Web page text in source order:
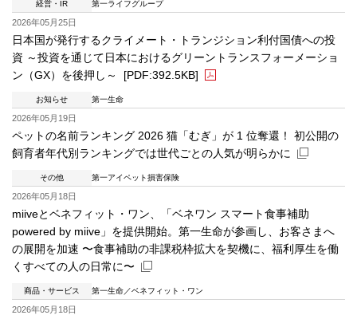
経営・IR 第一ライフグループ
2026年05月25日
日本国が発行するクライメート・トランジション利付国債への投
資 ～投資を通じて日本におけるグリーントランスフォーメーショ
ン（GX）を後押し～
[PDF:392.5KB]
お知らせ 第一生命
PDFファイルが新規ウィンドウで開きます
2026年05月19日
ペットの名前ランキング 2026 猫「むぎ」が 1 位奪還！ 初公開の
飼育者年代別ランキングでは世代ごとの人気が明らかに
その他 第一アイペット損害保険
新規ウィンドウを開きます
2026年05月18日
miiveとベネフィット・ワン、「ベネワン スマート食事補助
powered by miive」を提供開始。第一生命が参画し、お客さまへ
の展開を加速 〜食事補助の非課税枠拡大を契機に、福利厚生を働
くすべての人の日常に〜
商品・サービス 第一生命 ベネフィット・ワン
新規ウィンドウを開きます
2026年05月18日